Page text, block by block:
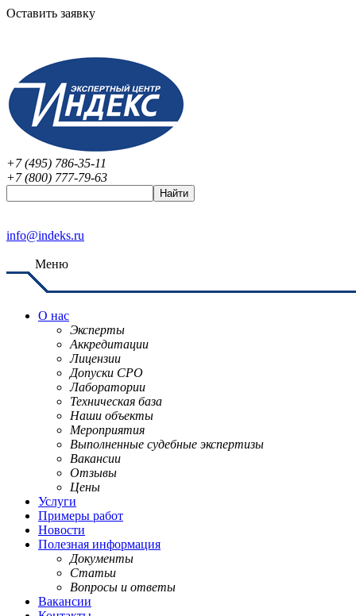
Оставить заявку
+7 (495) 786-35-11
+7 (800) 777-79-63
info@indeks.ru
Меню
О нас
Эксперты
Аккредитации
Лицензии
Допуски СРО
Лаборатории
Техническая база
Наши объекты
Мероприятия
Выполненные судебные экспертизы
Вакансии
Отзывы
Цены
Услуги
Примеры работ
Новости
Полезная информация
Документы
Статьи
Вопросы и ответы
Вакансии